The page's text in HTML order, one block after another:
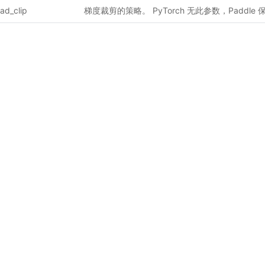
梯度裁剪的策略。 PyTorch 无此参数，Paddle 保